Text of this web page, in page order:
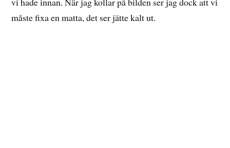
måste fixa en matta, det ser jätte kalt ut.